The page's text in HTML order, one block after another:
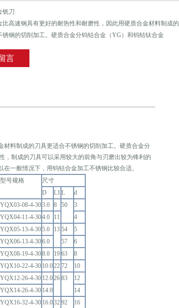
铣刀
比高速钢具有更好的耐热性和耐磨性，因此用硬质合金材料制成的
锈钢的切削加工。硬质合金分钨钴合金（YG）和钨钴钛合金
锋利的刃口，在切削过程中切屑易变形，切削轻快，切屑不容易粘
言
料制成的刀具更适合不锈钢的切削加工。硬质合金分
制成的刀具可以采用较大的前角与刃磨出较为锋利的
一般情况下，用钨钴合金加工不锈钢比较合适。
型号规格
尺寸
D L1 L
d
YQX03-08-4-303.0 8 50
3
YQX04-11-4-304.0 11
4
YQX05-13-4-305.0 13 54
5
YQX06-13-4-306.0 57
6
YQX08-19-4-308.0 19 63
8
YQX10-22-4-30 10.022 72
10
YQX12-26-4-30 12.026 83
12
YQX14-26-4-30 14.0
14
YQX16-32-4-30 16.032 92
16